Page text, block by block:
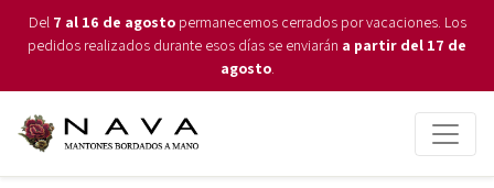
Del 7 al 16 de agostopermanecemos cerrados por vacaciones. Los
pedidos realizados durante esos días se enviarán a partir del 17 de
agosto.